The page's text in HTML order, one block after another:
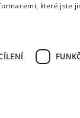
které jste